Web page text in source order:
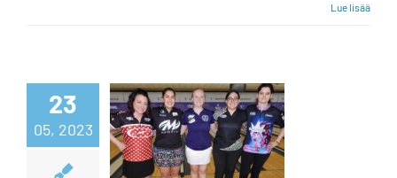
Lue lisää
23
05, 2023
tavoittelu
päättyi